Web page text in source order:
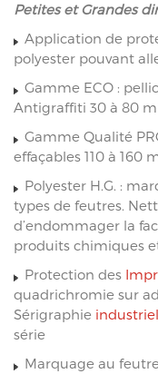
Petites et Grandes
Application de
polyester pouvant
Gamme ECO :
Antigraffiti 30 à 80
Gamme Qualité
effaçables 110 à 160
Polyester H.G. :
types de feutres.
d’endommager la
produits chimiques
Protection des
quadrichromie sur
Sérigraphie
série
Marquage au